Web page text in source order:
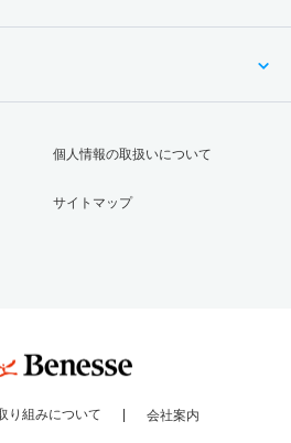
個人情報の取扱いについて
サイトマップ
り組みについて 会社案内